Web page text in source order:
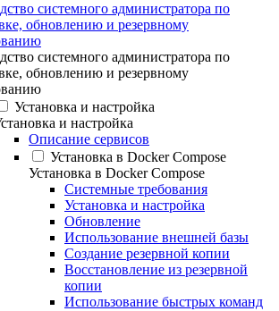
системного администратора по
обновлению и резервному
системного администратора по
обновлению и резервному
Установка и настройка
и настройка
Описание сервисов
Установка в Docker Compose
Установка в Docker Compose
Системные требования
Установка и настройка
Обновление
Использование внешней базы
Создание резервной копии
Восстановление из резервной
копии
Использование быстрых команд